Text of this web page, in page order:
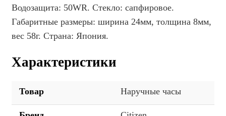
Водозащита: 50WR. Стекло: сапфировое.
Габаритные размеры: ширина 24мм, толщина 8мм,
вес 58г. Страна: Япония.
Характеристики
Товар Наручные часы